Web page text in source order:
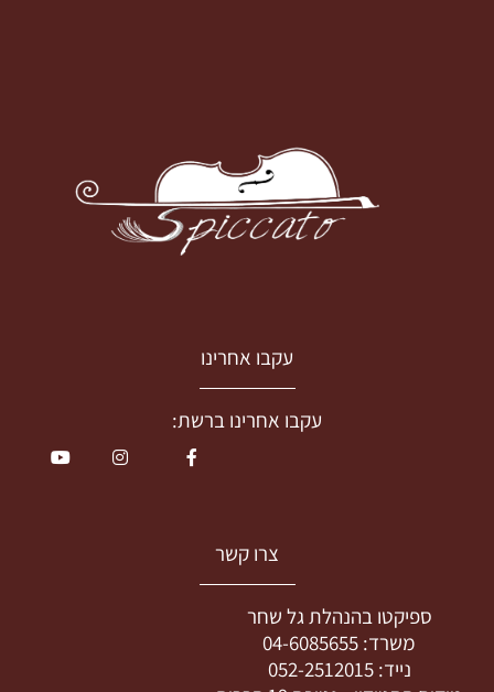
עקבו אחרינו
עקבו אחרינו ברשת:
צרו קשר
ספיקטו בהנהלת גל שחר
משרד: 04-6085655
נייד:052-2512015